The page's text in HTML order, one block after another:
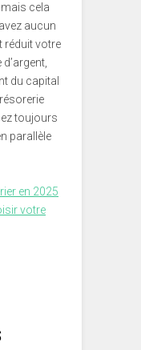
cela
aucun
réduit votre
du capital
toujours
parallèle
en 2025
votre